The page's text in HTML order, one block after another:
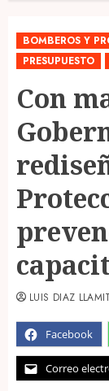
BOMBEROS Y
PRESUPUESTO
Con
Facebook
Correo
LUIS DIAZ